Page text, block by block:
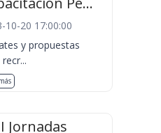
10-20 17:00:00
y propuestas
Jornadas